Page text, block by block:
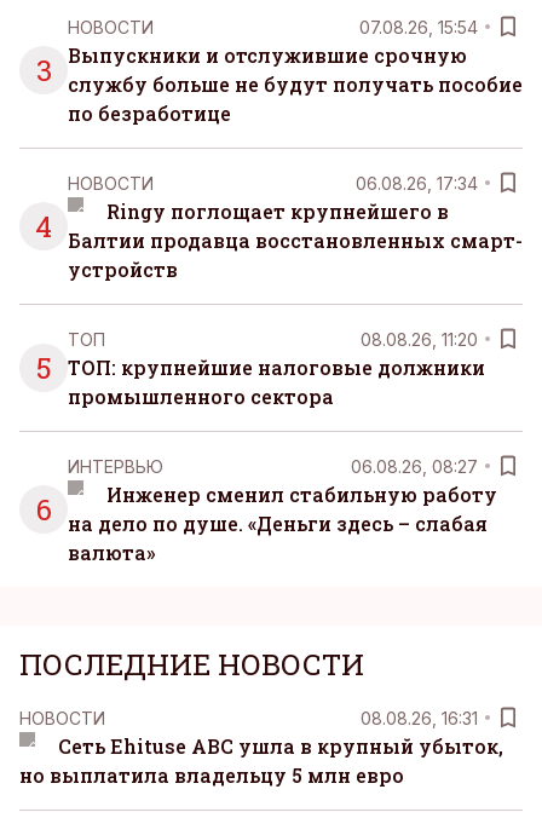
3
НОВОСТИ 07.08.26, 15:54
Выпускники и отслужившие срочную
службу больше не будут получать пособие
по безработице
4
НОВОСТИ 06.08.26, 17:34
Ringy поглощает крупнейшего в
Балтии продавца восстановленных смарт-
устройств
5
ТОП 08.08.26, 11:20
ТОП: крупнейшие налоговые должники
промышленного сектора
6
ИНТЕРВЬЮ 06.08.26, 08:27
Инженер сменил стабильную работу
на дело по душе. «Деньги здесь – слабая
валюта»
ПОСЛЕДНИЕ НОВОСТИ
НОВОСТИ 08.08.26, 16:31
Сеть Ehituse ABC ушла в крупный убыток,
но выплатила владельцу 5 млн евро